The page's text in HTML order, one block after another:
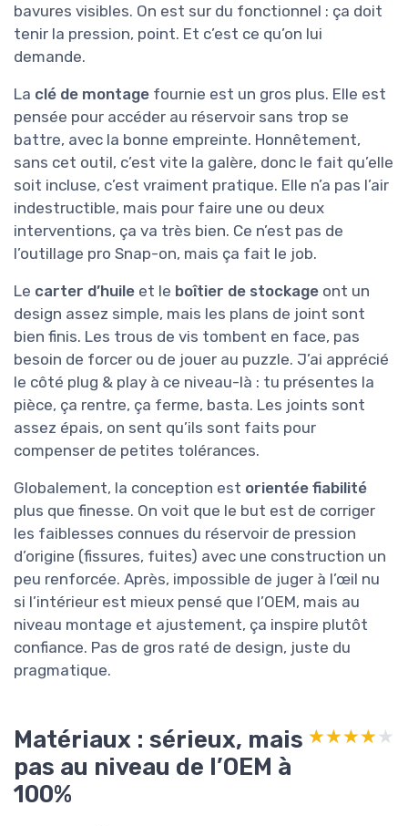
bavures visibles. On est sur du fonctionnel : ça doit
tenir la pression, point. Et c’est ce qu’on lui
demande.
La clé de montage fournie est un gros plus. Elle est
pensée pour accéder au réservoir sans trop se
battre, avec la bonne empreinte. Honnêtement,
sans cet outil, c’est vite la galère, donc le fait qu’elle
soit incluse, c’est vraiment pratique. Elle n’a pas l’air
indestructible, mais pour faire une ou deux
interventions, ça va très bien. Ce n’est pas de
l’outillage pro Snap-on, mais ça fait le job.
Le carter d’huile et le boîtier de stockage ont un
design assez simple, mais les plans de joint sont
bien finis. Les trous de vis tombent en face, pas
besoin de forcer ou de jouer au puzzle. J’ai apprécié
le côté plug & play à ce niveau-là : tu présentes la
pièce, ça rentre, ça ferme, basta. Les joints sont
assez épais, on sent qu’ils sont faits pour
compenser de petites tolérances.
Globalement, la conception est orientée fiabilité
plus que finesse. On voit que le but est de corriger
les faiblesses connues du réservoir de pression
d’origine (fissures, fuites) avec une construction un
peu renforcée. Après, impossible de juger à l’œil nu
si l’intérieur est mieux pensé que l’OEM, mais au
niveau montage et ajustement, ça inspire plutôt
confiance. Pas de gros raté de design, juste du
pragmatique.
Matériaux : sérieux, mais
pas au niveau de l’OEM à
100%
★★★★★
★★★★★